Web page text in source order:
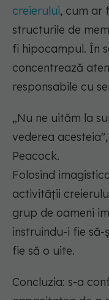
creierului, cum ar
structurile de
fi hipocampul. În
concentrează
responsabile cu
„Nu ne uităm la
vederea acesteia"
Peacock.
Folosind
activității
grup de oameni
instruindu-i fie
fie să o uite.
Concluzia: s-a